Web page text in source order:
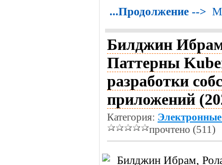
...Продолжение -->
Билджин
Паттерны
разработки
приложений
Категория:
прочтено (511)